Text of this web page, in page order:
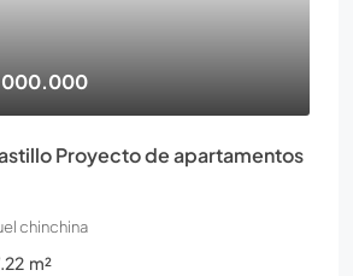
Proyecto de apartamentos
chinchina
m²